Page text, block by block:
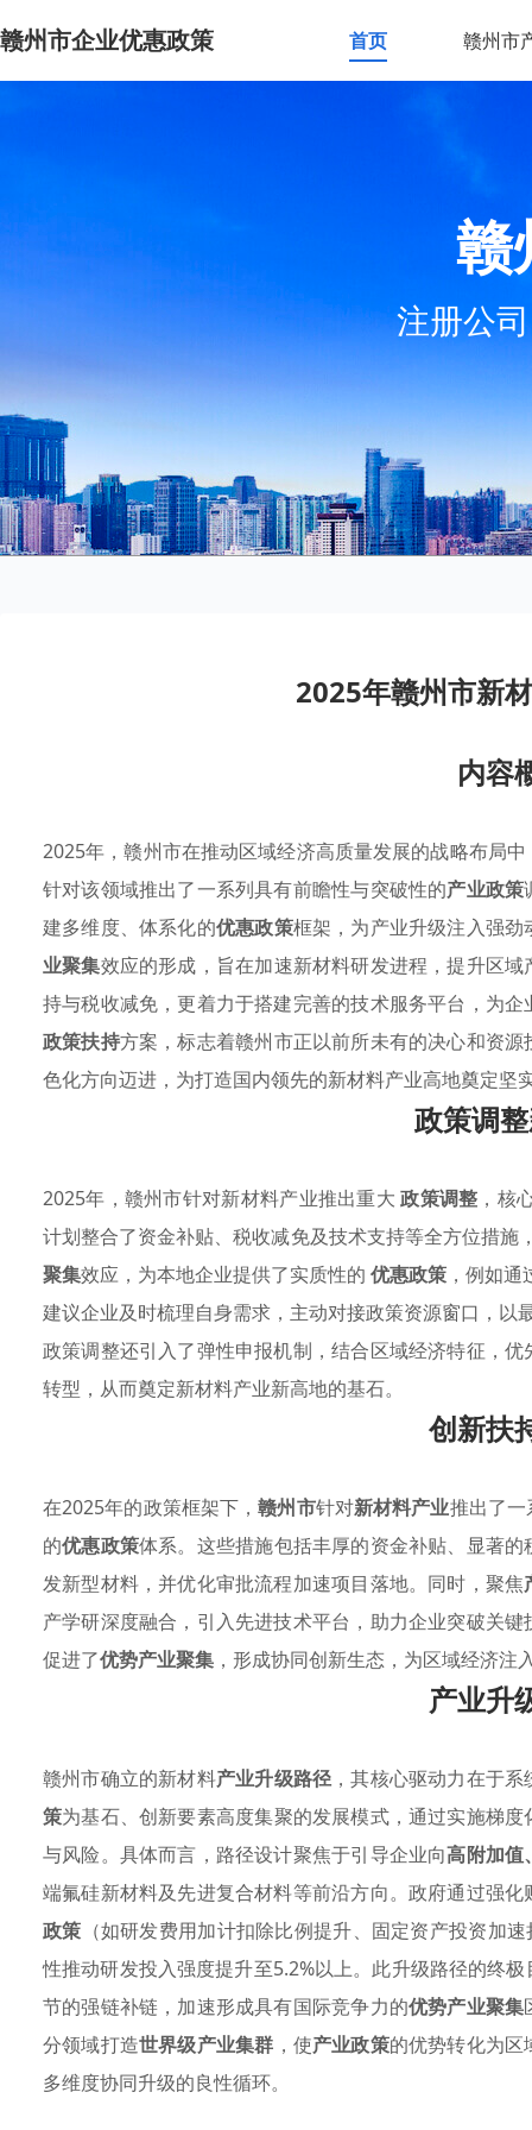
赣州市企业优惠政策 首页 赣州市
赣
注册公
2025年赣州市新
内容
2025年，赣州市在推动区域经济高质量发展的战略布局
针对该领域推出了一系列具有前瞻性与突破性的产业政策
建多维度、体系化的优惠政策框架，为产业升级注入强
业聚集效应的形成，旨在加速新材料研发进程，提升区
持与税收减免，更着力于搭建完善的技术服务平台，为
政策扶持方案，标志着赣州市正以前所未有的决心和资
色化方向迈进，为打造国内领先的新材料产业高地奠定坚
政策调
2025年，赣州市针对新材料产业推出重大政策调整 ，核
计划整合了资金补贴、税收减免及技术支持等全方位措施
聚集效应，为本地企业提供了实质性的 优惠政策 ，例如
建议企业及时梳理自身需求，主动对接政策资源窗口，以
政策调整还引入了弹性申报机制，结合区域经济特征，
转型，从而奠定新材料产业新高地的基石。
创新扶
在2025年的政策框架下，赣州市针对新材料产业推出了一
的优惠政策体系。这些措施包括丰厚的资金补贴、显著
发新型材料，并优化审批流程加速项目落地。同时，聚焦
产学研深度融合，引入先进技术平台，助力企业突破关键
促进了优势产业聚集 ，形成协同创新生态，为区域经济注
产业升
赣州市确立的新材料产业升级路径，其核心驱动力在于系
策为基石、创新要素高度集聚的发展模式，通过实施梯度
与风险。具体而言，路径设计聚焦于引导企业向高附加值
端氟硅新材料及先进复合材料等前沿方向。政府通过强化
政策 （如研发费用加计扣除比例提升、固定资产投资加
性推动研发投入强度提升至5.2%以上。此升级路径的终
节的强链补链，加速形成具有国际竞争力的优势产业聚集
分领域打造世界级产业集群 ，使产业政策的优势转化为区
多维度协同升级的良性循环。